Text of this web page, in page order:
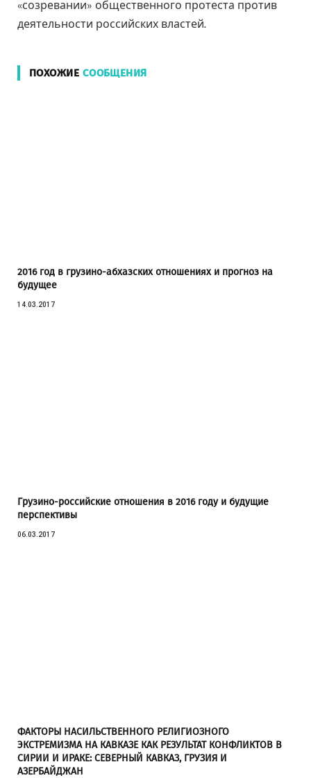
«созревании» общественного протеста против
деятельности российских властей.
ПОХОЖИЕ СООБЩЕНИЯ
2016 год в грузино-абхазских отношениях и прогноз на
будущее
14.03.2017
Грузино-российские отношения в 2016 году и будущие
перспективы
06.03.2017
ФАКТОРЫ НАСИЛЬСТВЕННОГО РЕЛИГИОЗНОГО
ЭКСТРЕМИЗМА НА КАВКАЗЕ КАК РЕЗУЛЬТАТ КОНФЛИКТОВ В
СИРИИ И ИРАКЕ: СЕВЕРНЫЙ КАВКАЗ, ГРУЗИЯ И
АЗЕРБАЙДЖАН